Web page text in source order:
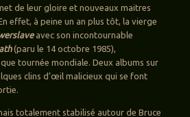
de leur gloire et nouveaux maitres
effet, à peine un an plus tôt, la vierge
avec son incontournable
(paru le 14 octobre 1985),
tournée mondiale. Deux albums sur
clins d’œil malicieux qui se font
totalement stabilisé autour de Bruce